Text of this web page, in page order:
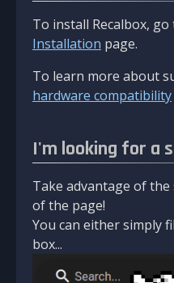
To install Recalbox, go
Installation page.
To learn more about
hardware compatibility
I'm looking for a
Take advantage of
of the page!
You can either simply
box...